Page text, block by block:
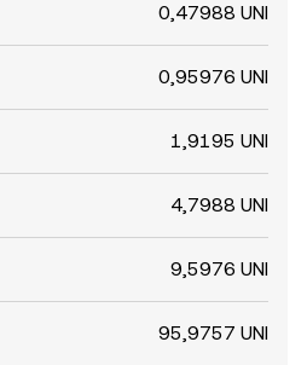
0,47988 UNI
0,95976 UNI
1,9195 UNI
4,7988 UNI
9,5976 UNI
95,9757 UNI